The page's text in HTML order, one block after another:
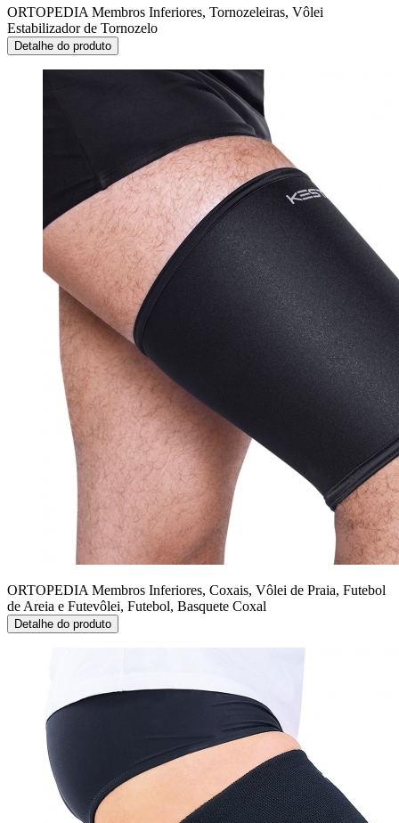
ORTOPEDIA Membros Inferiores, Tornozeleiras, Vôlei
Estabilizador de Tornozelo
Detalhe do produto
ORTOPEDIA Membros Inferiores, Coxais, Vôlei de Praia, Futebol
de Areia e Futevôlei, Futebol, Basquete Coxal
Detalhe do produto